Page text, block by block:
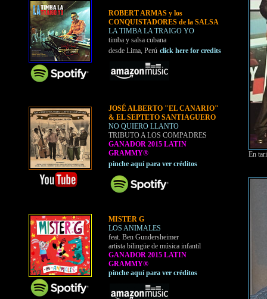
ROBERT ARMAS y los
CONQUISTADORES de la SALSA
LA TIMBA LA TRAIGO YO
timba y salsa cubana
desde Lima, Perú click here for credits
JOSÉ ALBERTO "EL CANARIO"
& EL SEPTETO SANTIAGUERO
NO QUIERO LLANTO
TRIBUTO A LOS COMPADRES
GANADOR 2015 LATIN
GRAMMY®
pinche aquí para ver créditos
MISTER G
LOS ANIMALES
feat. Ben Gundersheimer
artista bilingüe de música infantil
GANADOR 2015 LATIN
GRAMMY®
pinche aquí para ver créditos
En